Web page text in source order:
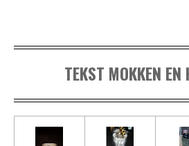
TEKST MOKKEN EN